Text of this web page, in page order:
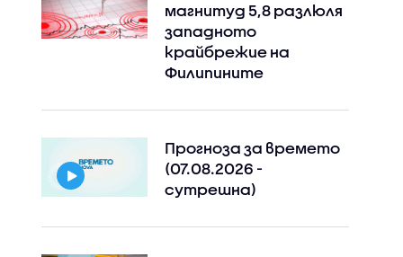
магнитуд 5,8 разлюля
западното
крайбрежие на
Филипините
Прогноза за времето
(07.08.2026 -
сутрешна)